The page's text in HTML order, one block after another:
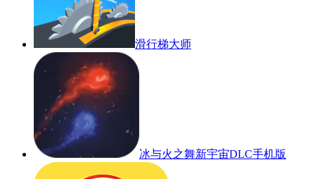
滑行梯大师
冰与火之舞新宇宙DLC手机版